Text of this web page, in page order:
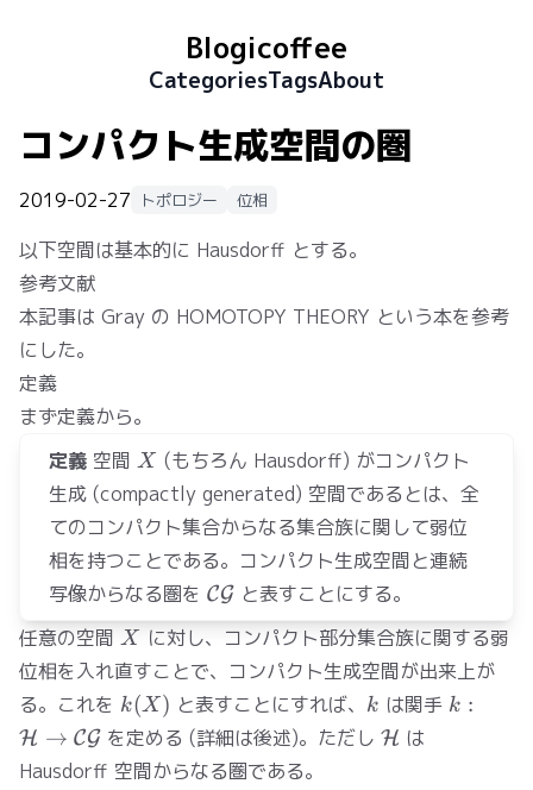
Blogicoffee
CategoriesTagsAbout
コンパクト生成空間の圏
2019-02-27 トポロジー 位相
以下空間は基本的に Hausdorff とする。
参考文献
本記事は Gray の HOMOTOPY THEORY という本を参考
にした。
定義
まず定義から。
定義 空間 X
X (もちろん Hausdorff) がコンパクト
生成 (compactly generated) 空間であるとは、全
てのコンパクト集合からなる集合族に関して弱位
相を持つことである。コンパクト生成空間と連続
写像からなる圏を \mathcal{CG}
CG と表すことにする。
任意の空間 X
X に対し、コンパクト部分集合族に関する弱
位相を入れ直すことで、コンパクト生成空間が出来上が
る。これを k(X)
k(X ) と表すことにすれば、 k
k は関手 k:
k :
H → CG を定める (詳細は後述)。ただし\mathcal{H}
H は
Hausdorff 空間からなる圏である。